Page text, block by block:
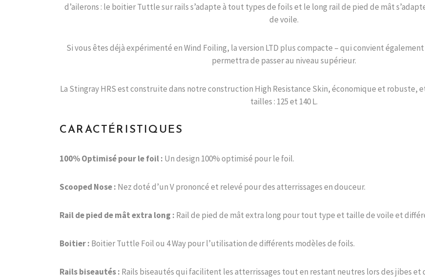
d’ailerons : le boitier Tuttle sur rails s’adapte à tout types de foils et le long rail de pied de mât
de voile.
Si vous êtes déjà expérimenté en Wind Foiling, la version LTD plus compacte – qui convient également
permettra de passer au niveau supérieur.
La Stingray HRS est construite dans notre construction High Resistance Skin, économique et robuste,
tailles : 125 et 140 L.
CARACTÉRISTIQUES
100% Optimisé pour le foil : Un design 100% optimisé pour le foil.
Scooped Nose : Nez doté d’un V prononcé et relevé pour des atterrissages en douceur.
Rail de pied de mât extra long : Rail de pied de mât extra long pour tout type et taille de voile et
Boitier : Boitier Tuttle Foil ou 4 Way pour l’utilisation de différents modèles de foils.
Rails biseautés : Rails biseautés qui facilitent les atterrissages tout en restant neutres lors des jibes et